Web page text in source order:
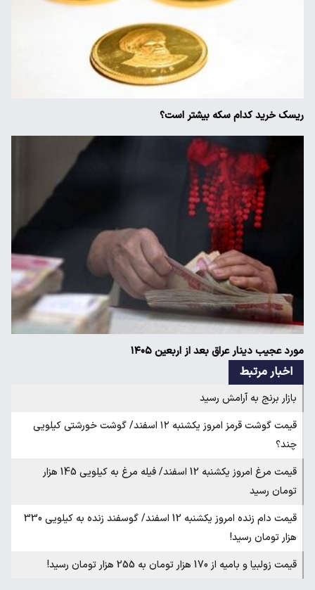
ریسک خرید کدام سکه بیشتر است؟
مورد عجیب دینار عراق بعد از اربعین ۱۴۰۵
اخبار مرتبط
بازار برنج به آرامش رسید
قیمت گوشت قرمز امروز یکشنبه ۱۲ اسفند/ گوشت خورشتی کیلویی
چند؟
قیمت مرغ امروز یکشنبه 12 اسفند/ فیله مرغ به کیلویی 145 هزار
تومان رسید
قیمت دام زنده امروز یکشنبه 12 اسفند/ گوسفند زنده به کیلویی 330
هزار تومان رسید!
قیمت زولبیا و بامیه از 170 هزار تومان به 255 هزار تومان رسید!